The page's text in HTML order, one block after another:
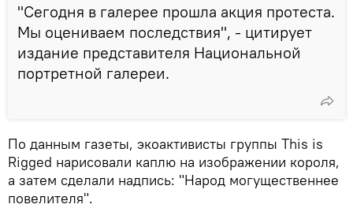
"Сегодня в галерее прошла акция протеста.
Мы оцениваем последствия", - цитирует
издание представителя Национальной
портретной галереи.
По данным газеты, экоактивисты группы This is
Rigged нарисовали каплю на изображении короля,
а затем сделали надпись: "Народ могущественнее
повелителя".